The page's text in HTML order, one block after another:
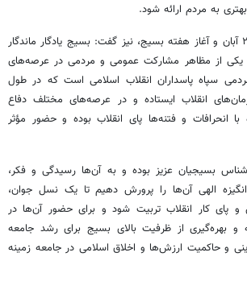
به مردم ارائه شود.
وی با اشاره به دوشنبه ۲۹ آبان و آغاز هفته بسیج، نیز گفت: بسیج یادگار ماندگار
یکی از مظاهر مشارکت عمومی و مردمی در عرصه‌های
سپاه پاسداران انقلاب اسلامی است که در طول
انقلاب ایستاده و در عرصه‌های مختلف دفاع
انحرافات و فتنه‌ها پای انقلاب بوده و حضور مؤثر
بسیجیان عزیز بوده و به آن‌ها رسیدگی و فکر،
الهی آن‌ها را پرورش دهیم تا یک نسل جوان،
پای کار انقلاب تربیت شود و برای حضور آن‌ها در
بهره‌گیری از ظرفیت بالای بسیج برای رشد جامعه
و حاکمیت ارزش‌ها و اخلاق اسلامی در جامعه زمینه